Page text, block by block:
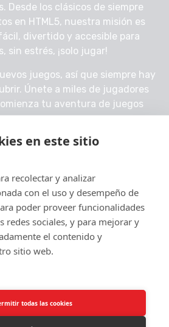
en este sitio
recolectar y analizar
con el uso y desempeño de
poder proveer funcionalidades
redes sociales, y para mejorar y
el contenido y
sitio web.
todas las cookies
Desde los clásicos de siempre
en HTML5, nuestra misión es
divertido y accesible para
sin estrés, ¡solo jugar!
juegos, así que siempre hay
Únete a miles de jugadores
tu aventura de juegos